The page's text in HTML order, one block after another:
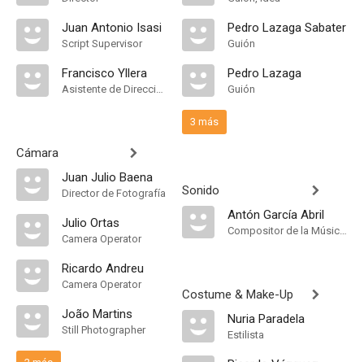
Juan Antonio Isasi
Script Supervisor
Francisco Yllera
Asistente de Dirección
Cámara
Juan Julio Baena
Director de Fotografía
Julio Ortas
Camera Operator
Ricardo Andreu
Camera Operator
João Martins
Still Photographer
Pedro Lazaga Sabater
Guión
Pedro Lazaga
Guión
3 más
Sonido
Antón García Abril
Compositor de la Música Original, Música
Costume & Make-Up
Nuria Paradela
Estilista